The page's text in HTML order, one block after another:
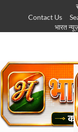
पर
Contact Us
भारत